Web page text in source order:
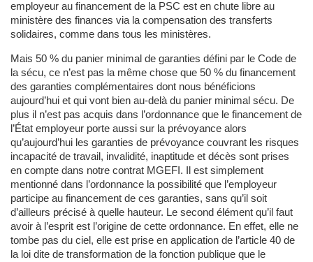
employeur au financement de la PSC est en chute libre au
ministère des finances via la compensation des transferts
solidaires, comme dans tous les ministères.
Mais 50 % du panier minimal de garanties défini par le Code de
la sécu, ce n’est pas la même chose que 50 % du financement
des garanties complémentaires dont nous bénéficions
aujourd’hui et qui vont bien au-delà du panier minimal sécu. De
plus il n’est pas acquis dans l’ordonnance que le financement de
l’État employeur porte aussi sur la prévoyance alors
qu’aujourd’hui les garanties de prévoyance couvrant les risques
incapacité de travail, invalidité, inaptitude et décès sont prises
en compte dans notre contrat MGEFI. Il est simplement
mentionné dans l’ordonnance la possibilité que l’employeur
participe au financement de ces garanties, sans qu’il soit
d’ailleurs précisé à quelle hauteur. Le second élément qu’il faut
avoir à l’esprit est l’origine de cette ordonnance. En effet, elle ne
tombe pas du ciel, elle est prise en application de l’article 40 de
la loi dite de transformation de la fonction publique que le